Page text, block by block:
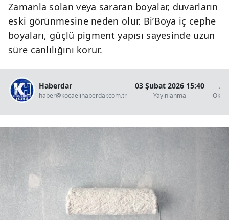
Zamanla solan veya sararan boyalar, duvarların
eski görünmesine neden olur. Bi’Boya iç cephe
boyaları, güçlü pigment yapısı sayesinde uzun
süre canlılığını korur.
Haberdar
haber@kocaelihaberdar.com.tr
03 Şubat 2026 15:40
Yayınlanma
2